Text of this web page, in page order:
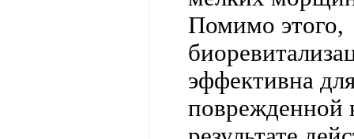
Помимо этого,
эффективна
поврежденной